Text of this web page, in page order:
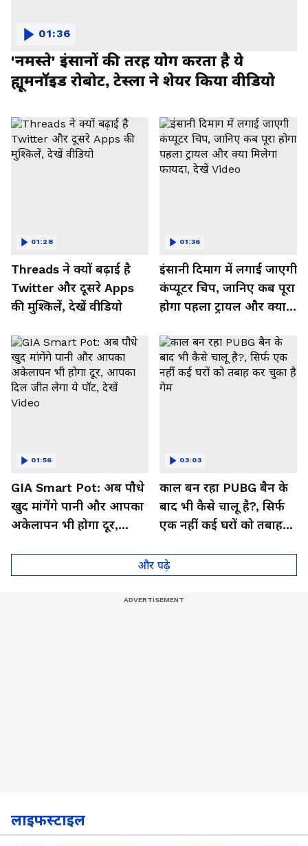
'नमस्ते' इंसानों की तरह योग करता है ये
ह्यूमनॉइड रोबोट, टेस्ला ने शेयर किया वीडियो
01:36
Threads ने क्यों बढ़ाई है
Twitter और दूसरे Apps
की मुश्किलें, देखें वीडियो
01:28
इंसानी दिमाग में लगाई जाएगी
कंप्यूटर चिप, जानिए कब पूरा
होगा पहला ट्रायल और क्या
01:36
GIA Smart Pot: अब पौधे
खुद मांगेंगे पानी और आपका
अकेलापन भी होगा दूर,
01:56
काल बन रहा PUBG बैन के
बाद भी कैसे चालू है?, सिर्फ
एक नहीं कई घरों को तबाह
03:03
और पढ़े
लाइफस्टाइल